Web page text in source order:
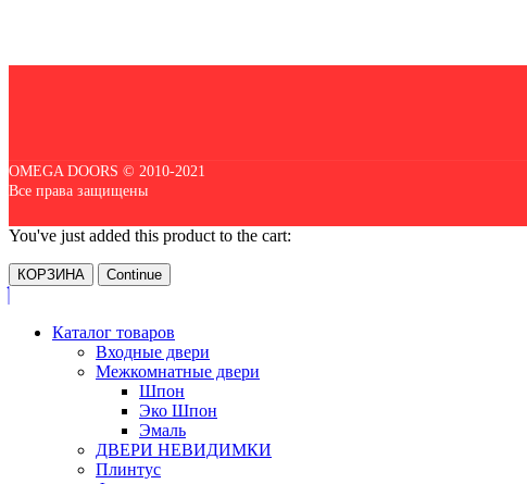
OMEGA DOORS © 2010-2021
Все права защищены
You've just added this product to the cart:
КОРЗИНА Continue
Каталог товаров
Входные двери
Межкомнатные двери
Шпон
Эко Шпон
Эмаль
ДВЕРИ НЕВИДИМКИ
Плинтус